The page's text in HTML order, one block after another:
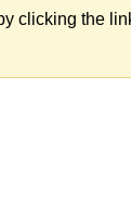
clicking the